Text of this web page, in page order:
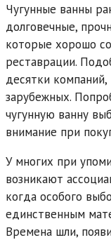
Чугунные ванны
долговечные,
которые хорошо
реставрации.
десятки
зарубежных.
чугунную ванну
внимание при
У многих при
возникают
когда особого
единственным
Времена шли,